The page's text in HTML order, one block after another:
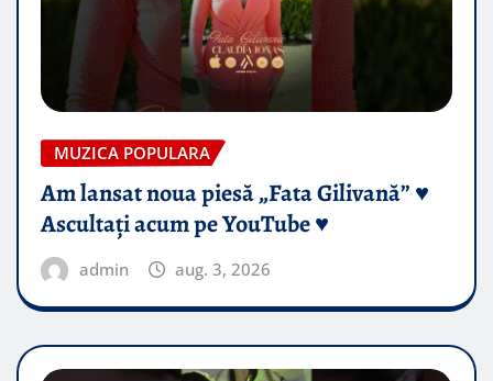
MUZICA POPULARA
Am lansat noua piesă „Fata Gilivană” ♥️
Ascultați acum pe YouTube ♥️
admin aug. 3, 2026